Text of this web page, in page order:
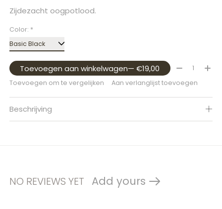
Zijdezacht oogpotlood.
Color: *
Toevoegen aan winkelwagen — €19,00 Aantal:
Toevoegen om te vergelijken Aan verlanglijst toevoegen
Beschrijving
NO REVIEWS YET Add yours